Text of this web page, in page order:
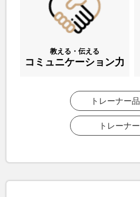
教える・伝える
コミュニケーション力
トレーナー
トレーナ